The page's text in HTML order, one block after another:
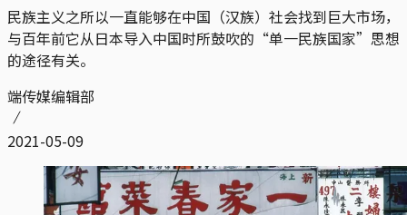
民族主义之所以一直能够在中国（汉族）社会找到巨大市场，
与百年前它从日本导入中国时所鼓吹的“单一民族国家”思想
的途径有关。
端传媒编辑部
2021-05-09